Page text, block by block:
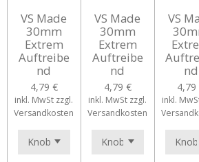
VS Made
30mm
Extrem
Auftreibe
nd
4,79 €
inkl. MwSt zzgl.
Versandkosten
VS Made
30mm
Extrem
Auftreibe
nd
4,79 €
inkl. MwSt zzgl.
Versandkosten
VS
nd
4,79
inkl.